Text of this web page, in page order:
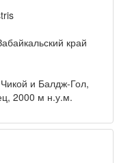
край
и Балдж-Гол,
2000 м н.у.м.